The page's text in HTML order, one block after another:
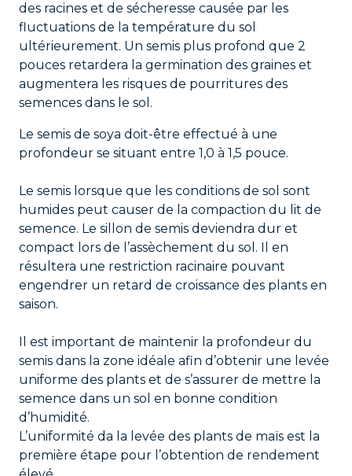
des racines et de sécheresse causée par les
fluctuations de la température du sol
ultérieurement. Un semis plus profond que 2
pouces retardera la germination des graines et
augmentera les risques de pourritures des
semences dans le sol.
Le semis de soya doit-être effectué à une
profondeur se situant entre 1,0 à 1,5 pouce.
Le semis lorsque que les conditions de sol sont
humides peut causer de la compaction du lit de
semence. Le sillon de semis deviendra dur et
compact lors de l’assèchement du sol. Il en
résultera une restriction racinaire pouvant
engendrer un retard de croissance des plants en
saison.
Il est important de maintenir la profondeur du
semis dans la zone idéale afin d’obtenir une levée
uniforme des plants et de s’assurer de mettre la
semence dans un sol en bonne condition
d’humidité.
L’uniformité da la levée des plants de maïs est la
première étape pour l’obtention de rendement